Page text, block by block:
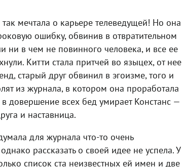
мечтала о карьере телеведущей! Но она
ошибку, обвинив в отвратительном
ни в чем не повинного человека, и все ее
Китти стала притчей во языцех, от нее
старый друг обвинил в эгоизме, того и
из журнала, в котором она проработала
в довершение всех бед умирает Констанс —
и наставница.
для журнала что-то очень
рассказать о своей идее не успела. У
список ста неизвестных ей имен и две